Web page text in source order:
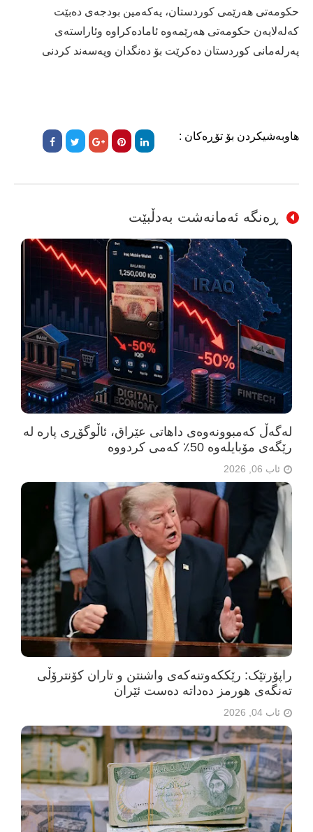
حكومه‌تى هه‌رێمى كوردستان، یه‌كه‌مین بودجه‌ى ده‌بێت
كه‌له‌لایه‌ن حكومه‌تى هه‌رێمه‌وه‌ ئاماده‌كراوه‌ وئاراسته‌ى
په‌رله‌مانى كوردستان ده‌كرێت بۆ ده‌نگدان وپه‌سه‌ند كردنى
هاوبەشیکردن بۆ تۆڕەکان :
ڕەنگە ئەمانەشت بەدڵبێت
لەگەڵ کەمبوونەوەی داهاتی عێراق، ئاڵوگۆڕی پارە لە
رێگەی مۆبایلەوە 50٪ کەمی کردووە
ئاب 06, 2026
راپۆرتێک: رێککەوتنەکەی واشنتن و تاران کۆنترۆڵی
تەنگەی هورمز دەداتە دەست ئێران
ئاب 04, 2026